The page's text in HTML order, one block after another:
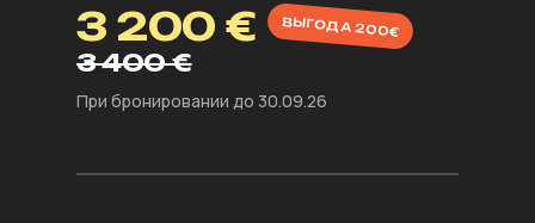
При бронировании до 30.09.26
3 200 €
3 400 €
ВЫГОДА 200€